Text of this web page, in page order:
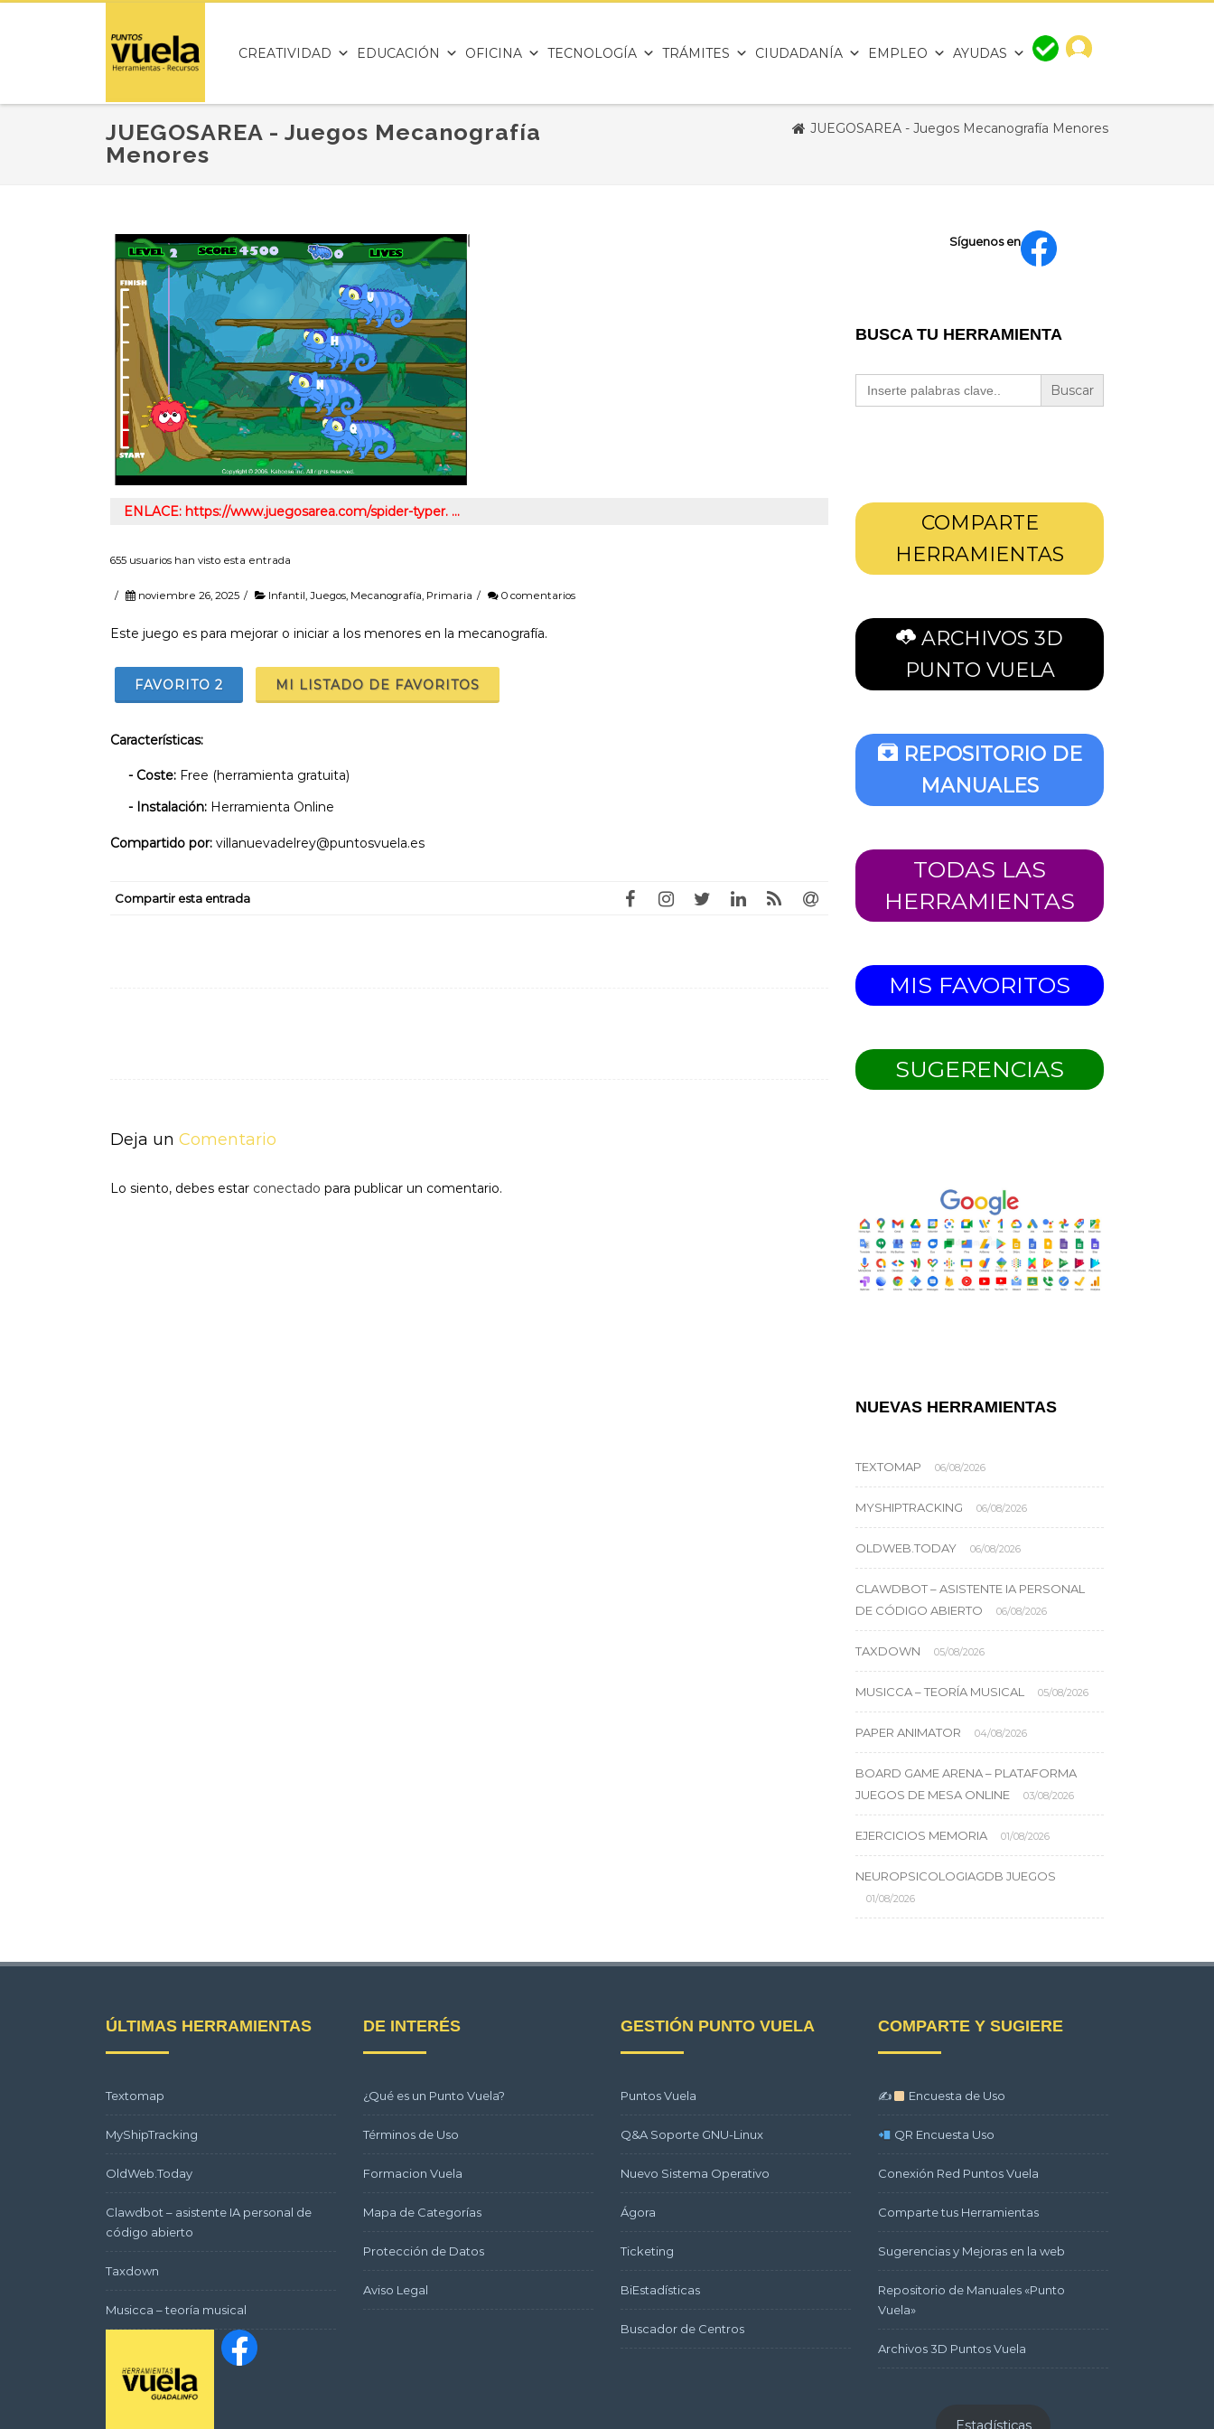
CREATIVIDAD EDUCACIÓN OFICINA TECNOLOGÍA TRÁMITES CIUDADANÍA EMPLEO AYUDAS
JUEGOSAREA - Juegos Mecanografía
Menores
JUEGOSAREA - Juegos Mecanografía Menores
ENLACE: https://www.juegosarea.com/spider-typer. …
655 usuarios han visto esta entrada
/ noviembre 26, 2025 / Infantil, Juegos, Mecanografía, Primaria / 0 comentarios
Este juego es para mejorar o iniciar a los menores en la mecanografía.
FAVORITO 2 MI LISTADO DE FAVORITOS
Características:
- Coste: Free (herramienta gratuita)
- Instalación: Herramienta Online
Compartido por: villanuevadelrey@puntosvuela.es
Compartir esta entrada
Deja un Comentario
Lo siento, debes estar conectado para publicar un comentario.
Síguenos en
BUSCA TU HERRAMIENTA
Buscar:
COMPARTE
HERRAMIENTAS
ARCHIVOS 3D
PUNTO VUELA
REPOSITORIO DE
MANUALES
TODAS LAS
HERRAMIENTAS
MIS FAVORITOS
SUGERENCIAS
NUEVAS HERRAMIENTAS
TEXTOMAP 06/08/2026
MYSHIPTRACKING 06/08/2026
OLDWEB.TODAY 06/08/2026
CLAWDBOT – ASISTENTE IA PERSONAL
DE CÓDIGO ABIERTO
06/08/2026
TAXDOWN 05/08/2026
MUSICCA – TEORÍA MUSICAL 05/08/2026
PAPER ANIMATOR 04/08/2026
BOARD GAME ARENA – PLATAFORMA
JUEGOS DE MESA ONLINE
03/08/2026
EJERCICIOS MEMORIA 01/08/2026
NEUROPSICOLOGIAGDB JUEGOS
01/08/2026
ÚLTIMAS HERRAMIENTAS
Textomap
MyShipTracking
OldWeb.Today
Clawdbot – asistente IA personal de
código abierto
Taxdown
Musicca – teoría musical
DE INTERÉS
¿Qué es un Punto Vuela?
Términos de Uso
Formacion Vuela
Mapa de Categorías
Protección de Datos
Aviso Legal
GESTIÓN PUNTO VUELA
Puntos Vuela
Q&A Soporte GNU-Linux
Nuevo Sistema Operativo
Ágora
Ticketing
BiEstadísticas
Buscador de Centros
COMPARTE Y SUGIERE
✍ Encuesta de Uso
QR Encuesta Uso
Conexión Red Puntos Vuela
Comparte tus Herramientas
Sugerencias y Mejoras en la web
Repositorio de Manuales «Punto
Vuela»
Archivos 3D Puntos Vuela
Estadísticas